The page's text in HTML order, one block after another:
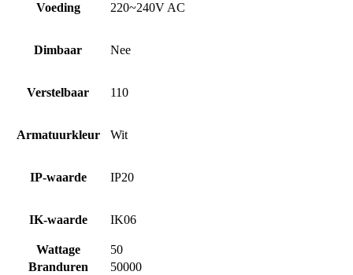
Voeding 220~240V AC
Dimbaar Nee
Verstelbaar 110
Armatuurkleur Wit
IP-waarde IP20
IK-waarde IK06
Wattage
50
Branduren
50000